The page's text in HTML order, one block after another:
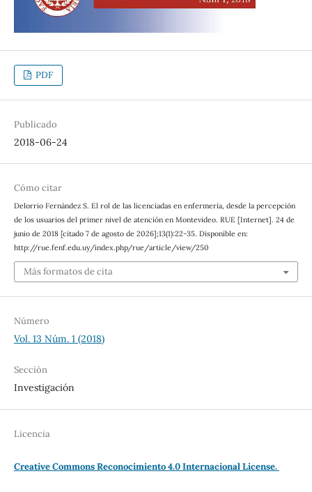
PDF
Publicado
2018-06-24
Cómo citar
Delorrio Fernández S. El rol de las licenciadas en enfermería, desde la percepción
de los usuarios del primer nivel de atención en Montevideo. RUE [Internet]. 24 de
junio de 2018 [citado 7 de agosto de 2026];13(1):22-35. Disponible en:
http://rue.fenf.edu.uy/index.php/rue/article/view/250
Más formatos de cita
Número
Vol. 13 Núm. 1 (2018)
Sección
Investigación
Licencia
Creative Commons Reconocimiento 4.0 Internacional License.